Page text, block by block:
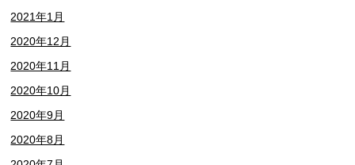
2021年1月
2020年12月
2020年11月
2020年10月
2020年9月
2020年8月